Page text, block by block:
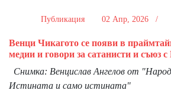
Публикация 02 Апр, 2026 /
Венци Чикагото се появи в
медии и говори за сатанисти и съюз
Снимка: Венцислав Ангелов от
Истината и само истината"